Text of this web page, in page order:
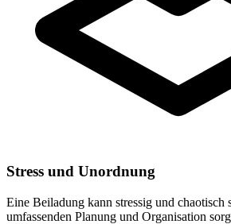
Stress und Unordnung
Eine Beiladung kann stressig und chaotisch
umfassenden Planung und Organisation